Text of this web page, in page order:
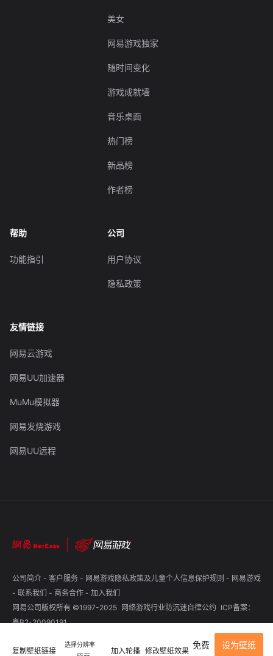
复制壁纸链接
选择分辨率
加入轮播 修改壁纸效果
免费 设为壁纸
美女
网易游戏独家
随时间变化
游戏成就墙
音乐桌面
热门榜
新品榜
作者榜
帮助
功能指引
公司
用户协议
隐私政策
友情链接
网易云游戏
网易UU加速器
MuMu模拟器
网易发烧游戏
网易UU远程
公司简介 - 客户服务 - 网易游戏隐私政策及儿童个人信息保护规则 - 网易游戏
- 联系我们 - 商务合作 - 加入我们
网易公司版权所有 ©1997-2025 网络游戏行业防沉迷自律公约 ICP备案：
粤B2-20090191